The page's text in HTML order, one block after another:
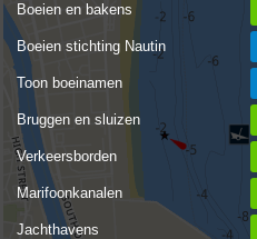
Boeien en bakens
Boeien stichting Nautin
Toon boeinamen
Bruggen en sluizen
Verkeersborden
Marifoonkanalen
Jachthavens